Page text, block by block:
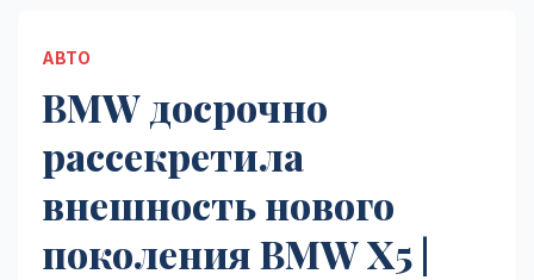
АВТО
BMW досрочно
рассекретила
внешность нового
поколения BMW X5 |